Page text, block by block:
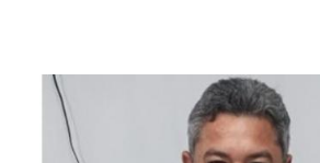
Image